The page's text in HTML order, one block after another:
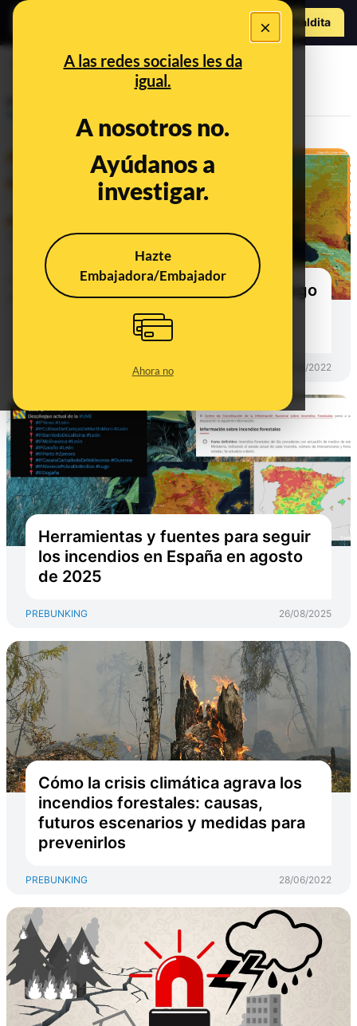
×
A las redes sociales les da
igual.
A nosotros no.
Ayúdanos a
investigar.
Hazte
Embajadora/Embajador
Ahora no
Hazte Maldito
Cómo interpretar un mapa de riesgo
por incendios en España y en
13/06/2022
Herramientas y fuentes para seguir
los incendios en España en agosto
de 2025
PREBUNKING 26/08/2025
Cómo la crisis climática agrava los
incendios forestales: causas,
futuros escenarios y medidas para
prevenirlos
PREBUNKING 28/06/2022